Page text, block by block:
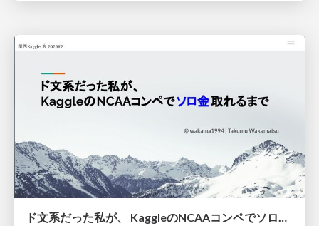
ド文系だった私が、 KaggleのNCAAコンペでソロ金取れるまで